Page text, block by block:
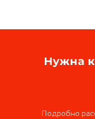
Нужна
Подробно